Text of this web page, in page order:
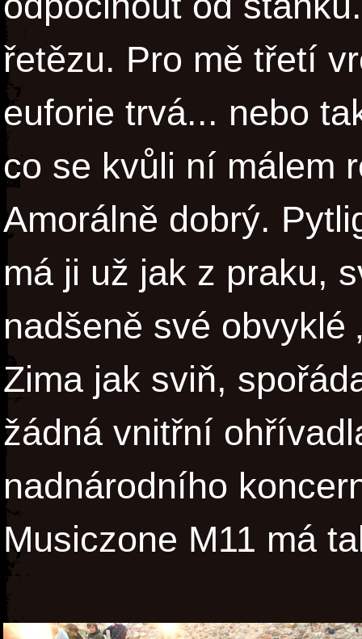
řetězu. Pro mě třetí
euforie trvá... nebo
co se kvůli ní málem
Amorálně dobrý.
má ji už jak z praku,
nadšeně své obvyklé
Zima jak sviň,
žádná vnitřní
nadnárodního
Musiczone M11 má